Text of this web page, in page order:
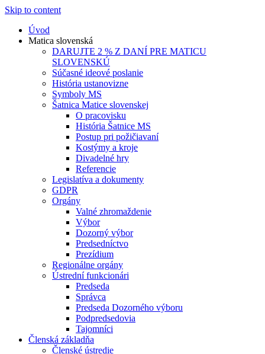
Skip to content
Úvod
Matica slovenská
DARUJTE 2 % Z DANÍ PRE MATICU
SLOVENSKÚ
Súčasné ideové poslanie
História ustanovizne
Symboly MS
Šatnica Matice slovenskej
O pracovisku
História Šatnice MS
Postup pri požičiavaní
Kostýmy a kroje
Divadelné hry
Referencie
Legislatíva a dokumenty
GDPR
Orgány
Valné zhromaždenie
Výbor
Dozorný výbor
Predsedníctvo
Prezídium
Regionálne orgány
Ústrední funkcionári
Predseda
Správca
Predseda Dozorného výboru
Podpredsedovia
Tajomníci
Členská základňa
Členské ústredie